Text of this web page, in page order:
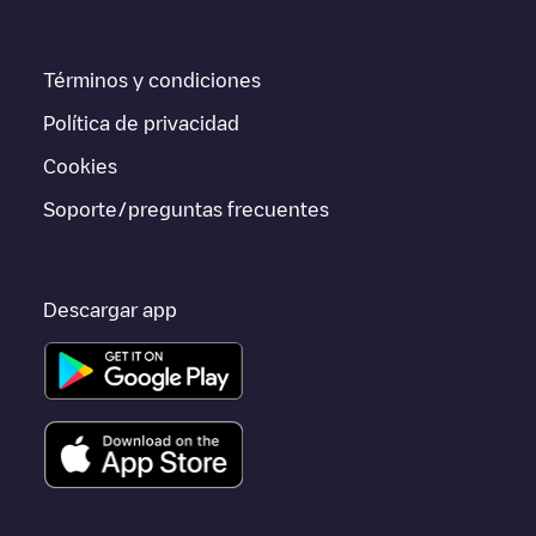
Si este cargador deRotterdamno vale para tu coche, existen
ir a otras ciudades comoHoogvliet Rotterdam
,
deRotterdam
Términos y condiciones
Política de privacidad
Cookies
Soporte/preguntas frecuentes
Descargar app